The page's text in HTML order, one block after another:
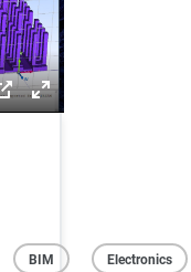
PIP
Enter
BIM Electronics